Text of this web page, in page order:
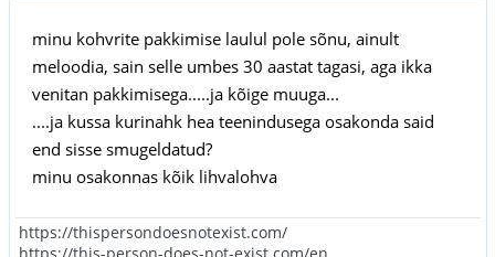
minu kohvrite pakkimise laulul pole sõnu, ainult
meloodia, sain selle umbes 30 aastat tagasi, aga ikka
venitan pakkimisega.....ja kõige muuga...
....ja kussa kurinahk hea teenindusega osakonda said
end sisse smugeldatud?
minu osakonnas kõik lihvalohva
https://thispersondoesnotexist.com/
https://this-person-does-not-exist.com/en